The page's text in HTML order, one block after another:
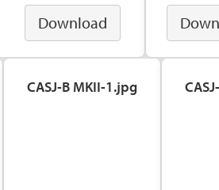
Download
CASJ-B MKII-1.jpg